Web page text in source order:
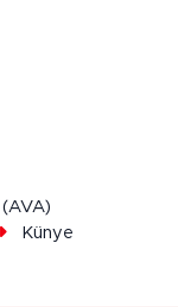
Künye